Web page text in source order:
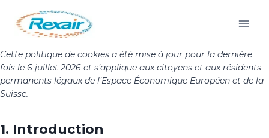
Cette politique de cookies a été mise à jour pour la dernière
fois le 6 juillet 2026 et s’applique aux citoyens et aux résidents
permanents légaux de l’Espace Économique Européen et de la
Suisse.
1. Introduction